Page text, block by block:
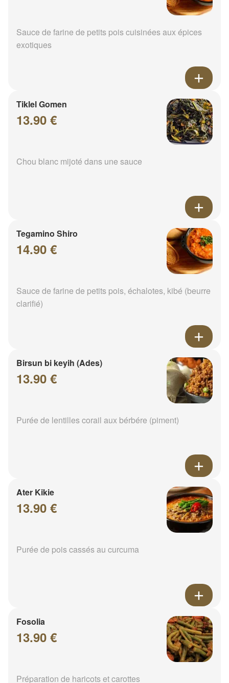
Sauce de farine de petits pois cuisinées aux épices
exotiques
Tiklel Gomen
13.90 €
Chou blanc mijoté dans une sauce
Tegamino Shiro
14.90 €
Sauce de farine de petits pois, échalotes, kibé (beurre
clarifié)
Birsun bi keyih (Ades)
13.90 €
Purée de lentilles corail aux bérbére (piment)
Ater Kikie
13.90 €
Purée de pois cassés au curcuma
Fosolia
13.90 €
Préparation de haricots et carottes